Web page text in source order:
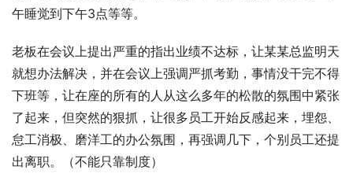
午睡觉到下午3点等等。
老板在会议上提出严重的指出业绩不达标，让某某总监明天
就想办法解决，并在会议上强调严抓考勤，事情没干完不得
下班等，让在座的所有的人从这么多年的松散的氛围中紧张
了起来，但突然的狠抓，让很多员工开始反感起来，埋怨、
怠工消极、磨洋工的办公氛围，再强调几下，个别员工还提
出离职。（不能只靠制度）